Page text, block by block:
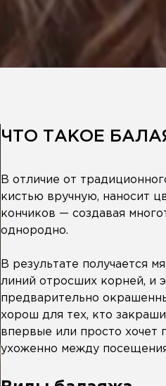
ЧТО ТАКОЕ
В отличие от
кистью вручную, наносит
кончиков — создавая
однородно.
В результате получается
линий отросших корней, и
предварительно
хорош для тех, кто
впервые или просто хочет
ухоженно между